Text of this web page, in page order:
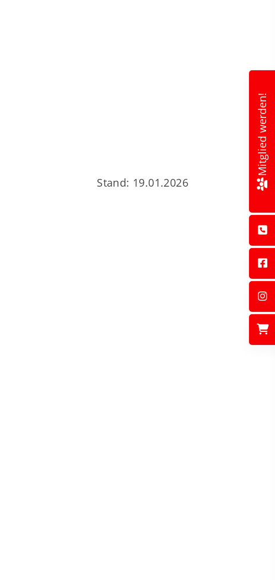
Stand: 19.01.2026
Mitglied werden!